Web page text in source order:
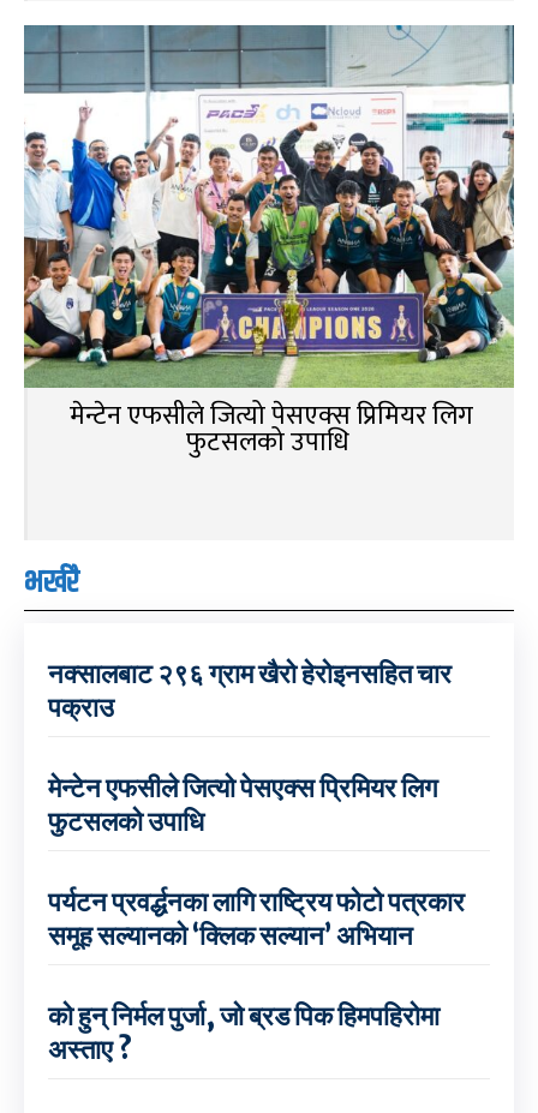
मेन्टेन एफसीले जित्यो पेसएक्स प्रिमियर लिग
फुटसलको उपाधि
भर्खरै
नक्सालबाट २९६ ग्राम खैरो हेरोइनसहित चार
पक्राउ
मेन्टेन एफसीले जित्यो पेसएक्स प्रिमियर लिग
फुटसलको उपाधि
पर्यटन प्रवर्द्धनका लागि राष्ट्रिय फोटो पत्रकार
समूह सल्यानको ‘क्लिक सल्यान’ अभियान
को हुन् निर्मल पुर्जा, जो ब्रड पिक हिमपहिरोमा
अस्ताए ?